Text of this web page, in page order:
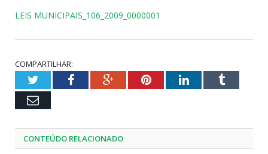
LEIS MUNICIPAIS_106_2009_0000001
COMPARTILHAR:
TwitterFacebookGoogle+PinterestLinkedInTumblr
Email
CONTEÚDO RELACIONADO